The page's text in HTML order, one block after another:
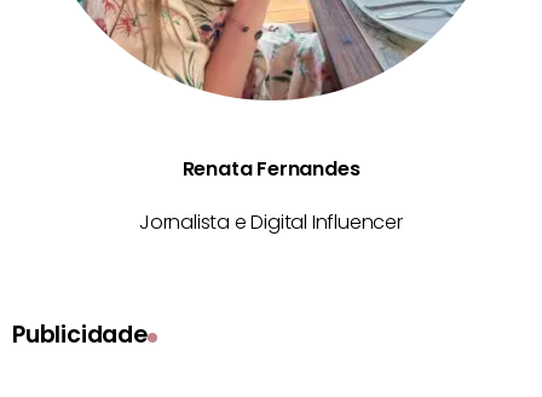
Renata Fernandes
Jornalista e Digital Influencer
Publicidade